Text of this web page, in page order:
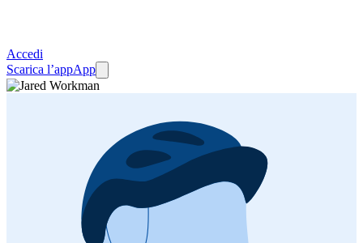
Accedi
Scarica l’appApp